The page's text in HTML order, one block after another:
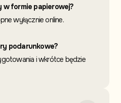
w formie papierowej?
wyłącznie online.
podarunkowe?
i wkrótce będzie